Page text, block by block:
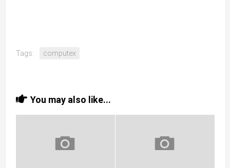
Tags: computex
You may also like...